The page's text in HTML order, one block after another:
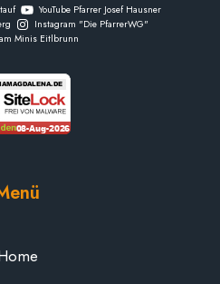
YouTube Pfarrer Josef Hausner
Instagram "Die PfarrerWG"
Minis Eitlbrunn